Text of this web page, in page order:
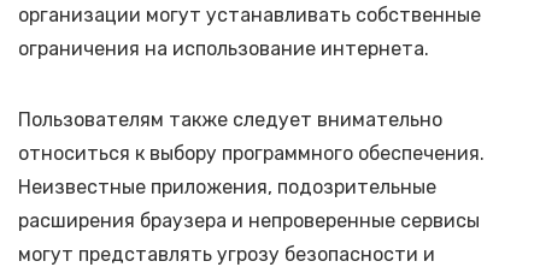
организации могут устанавливать собственные
ограничения на использование интернета.
Пользователям также следует внимательно
относиться к выбору программного обеспечения.
Неизвестные приложения, подозрительные
расширения браузера и непроверенные сервисы
могут представлять угрозу безопасности и